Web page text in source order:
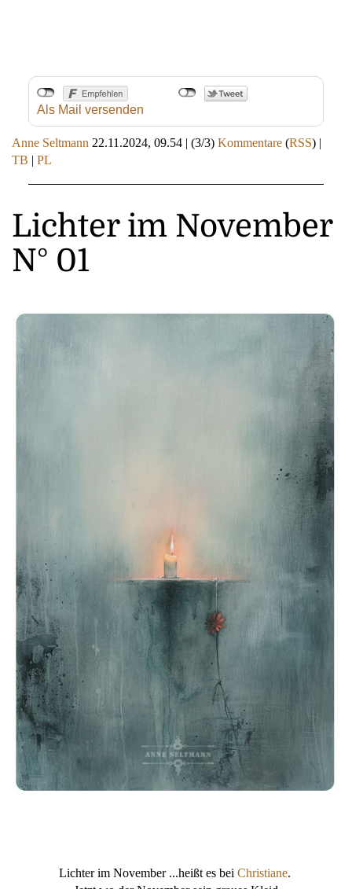
Als Mail versenden
Anne Seltmann 22.11.2024, 09.54 | (3/3) Kommentare (RSS) |
TB | PL
Lichter im November
N° 01
Lichter im November ...heißt es bei Christiane.